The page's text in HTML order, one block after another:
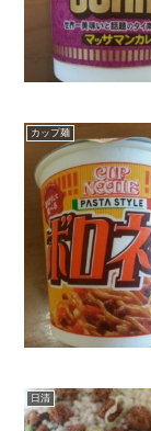
カップ麺
日清